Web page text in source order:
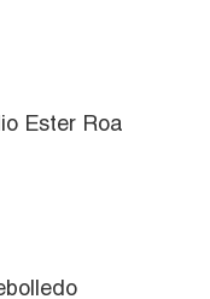
Ester Roa